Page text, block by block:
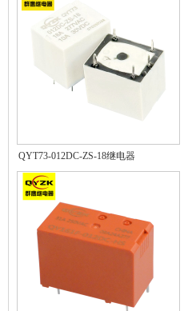
QYT73-012DC-ZS-18继电器